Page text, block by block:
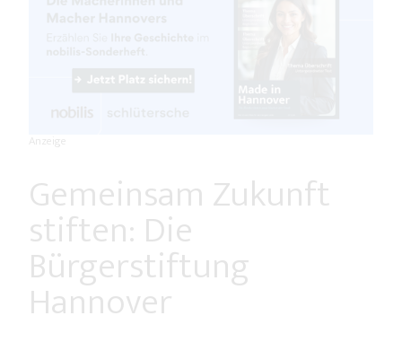
Anzeige
Gemeinsam Zukunft
stiften: Die
Bürgerstiftung
Hannover